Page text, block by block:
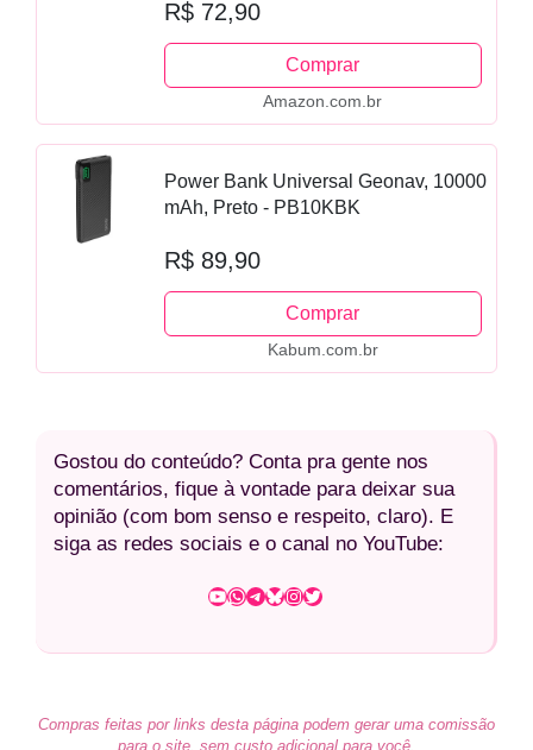
Esportes Corridas...
R$ 72,90
Comprar
Amazon.com.br
Power Bank Universal Geonav, 10000
mAh, Preto - PB10KBK
R$ 89,90
Comprar
Kabum.com.br
Gostou do conteúdo? Conta pra gente nos
comentários, fique à vontade para deixar sua
opinião (com bom senso e respeito, claro). E
siga as redes sociais e o canal no YouTube:
Youtube WhatsApp TelegramBluesky InstagramTwitter
Compras feitas por links desta página podem gerar uma comissão
para o site, sem custo adicional para você.